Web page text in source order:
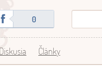
0
Diskusia Články